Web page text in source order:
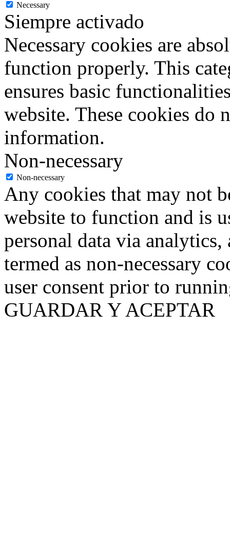
Necessary
Siempre activado
Necessary cookies are
function properly. This
ensures basic
website. These cookies do
information.
Non-necessary
Non-necessary
Any cookies that may not
website to function and is
personal data via analytics,
termed as non-necessary
user consent prior to
GUARDAR Y ACEPTAR